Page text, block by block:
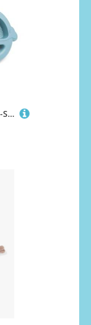
Done by Deer Sandspielzeug-Set 5-Stck. Deer Friends Blaue Mix